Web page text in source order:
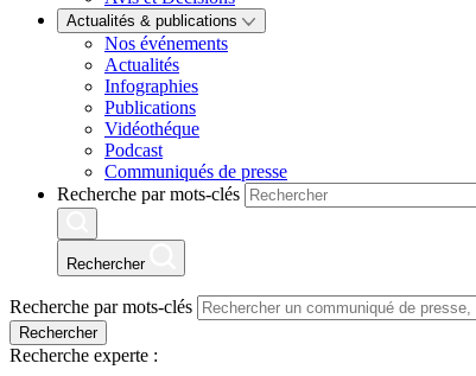
Actualités & publications
Nos événements
Actualités
Infographies
Publications
Vidéothéque
Podcast
Communiqués de presse
Recherche par mots-clés
Rechercher
Recherche par mots-clés
Rechercher
Recherche experte :